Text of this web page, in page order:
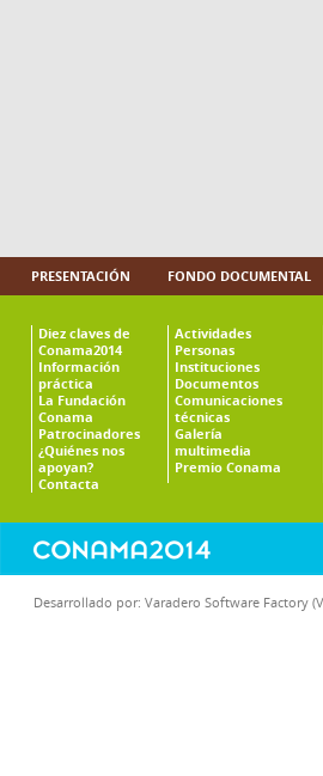
PRESENTACIÓN
Diez claves de
Conama2014
Información
práctica
La Fundación
Conama
Patrocinadores
¿Quiénes nos
apoyan?
Contacta
FONDO DOCUMENTAL
Actividades
Personas
Instituciones
Documentos
Comunicaciones
técnicas
Galería
multimedia
Premio Conama
Desarrollado por: Varadero Software Factory